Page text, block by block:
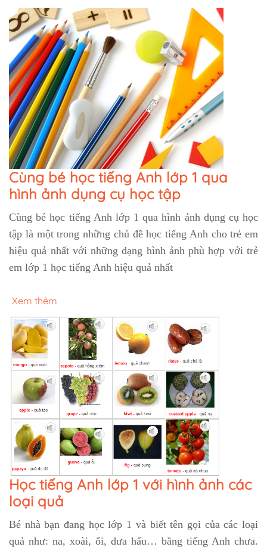
Cùng bé học tiếng Anh lớp 1 qua
hình ảnh dụng cụ học tập
Cùng bé học tiếng Anh lớp 1 qua hình ảnh dụng cụ học
tập là một trong những chủ đề học tiếng Anh cho trẻ em
hiệu quả nhất với những dạng hình ảnh phù hợp với trẻ
em lớp 1 học tiếng Anh hiệu quả nhất
Xem thêm
Học tiếng Anh lớp 1 với hình ảnh các
loại quả
Bé nhà bạn đang học lớp 1 và biết tên gọi của các loại
quả như: na, xoài, ổi, dưa hấu… bằng tiếng Anh chưa.